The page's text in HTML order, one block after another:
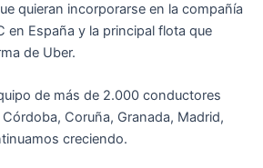
quieran incorporarse en la compañía
en España y la principal flota que
de Uber.
de más de 2.000 conductores
Coruña, Granada, Madrid,
creciendo.